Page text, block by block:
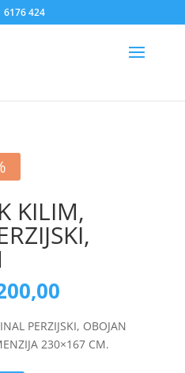
6176 424
KILIM,
PERZIJSKI, OBOJAN
230×167 CM.